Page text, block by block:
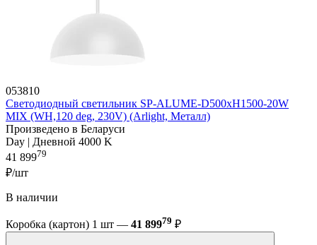
053810
Светодиодный светильник SP-ALUME-D500xH1500-20W
MIX (WH,120 deg, 230V) (Arlight, Металл)
Произведено в Беларуси
Day | Дневной 4000 K
41 89979
₽/шт
В наличии
Коробка (картон) 1 шт — 41 89979 ₽